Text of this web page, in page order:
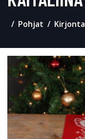
Pohjat